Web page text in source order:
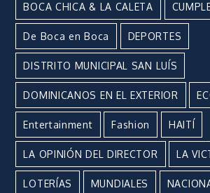
BOCA CHICA & LA CALETA
De Boca en Boca DEPORTES
DISTRITO MUNICIPAL SAN LUÍS
DOMINICANOS EN EL EXTERIOR
Entertainment Fashion HAITÍ
LA OPINIÓN DEL DIRECTOR LA
LOTERÍAS MUNDIALES